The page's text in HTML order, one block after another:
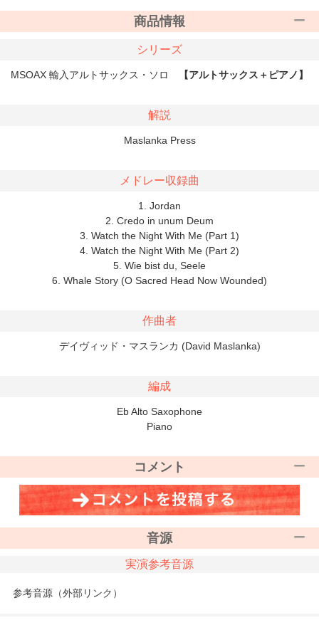
商品情報
シリーズ
MSOAX 輸入アルトサックス・ソロ 【アルトサックス＋ピアノ】
解説
Maslanka Press
メドレー収録曲
1. Jordan
2. Credo in unum Deum
3. Watch the Night With Me (Part 1)
4. Watch the Night With Me (Part 2)
5. Wie bist du, Seele
6. Whale Story (O Sacred Head Now Wounded)
作曲者
デイヴィッド・マスランカ (David Maslanka)
編成
Eb Alto Saxophone
Piano
コメント
音源
実演参考音源
参考音源（外部リンク）